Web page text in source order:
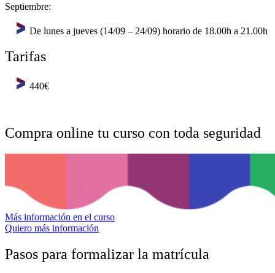
Septiembre:
De lunes a jueves (14/09 – 24/09) horario de 18.00h a 21.00h
Tarifas
440€
Compra online tu curso con toda seguridad
Más información en el curso
Quiero más información
Pasos para formalizar la matrícula